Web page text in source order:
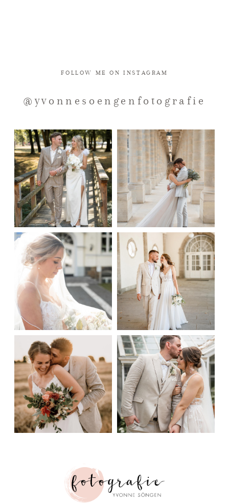
FOLLOW ME ON INSTAGRAM
@yvonnesoengenfotografie